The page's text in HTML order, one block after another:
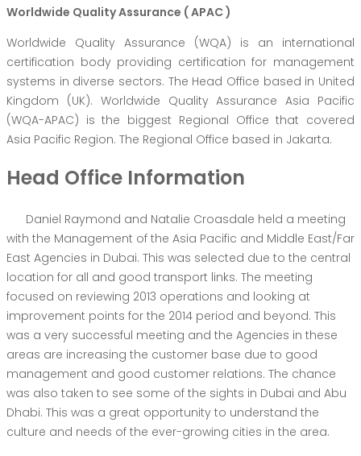
Worldwide Quality Assurance ( APAC )
Worldwide Quality Assurance (WQA) is an international
certification body providing certification for management
systems in diverse sectors. The Head Office based in United
Kingdom (UK). Worldwide Quality Assurance Asia Pacific
(WQA-APAC) is the biggest Regional Office that covered
Asia Pacific Region. The Regional Office based in Jakarta.
Head Office Information
Daniel Raymond and Natalie Croasdale held a meeting
with the Management of the Asia Pacific and Middle East/Far
East Agencies in Dubai. This was selected due to the central
location for all and good transport links. The meeting
focused on reviewing 2013 operations and looking at
improvement points for the 2014 period and beyond. This
was a very successful meeting and the Agencies in these
areas are increasing the customer base due to good
management and good customer relations. The chance
was also taken to see some of the sights in Dubai and Abu
Dhabi. This was a great opportunity to understand the
culture and needs of the ever-growing cities in the area.